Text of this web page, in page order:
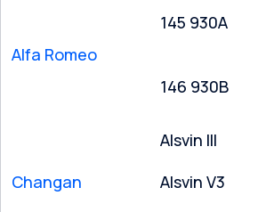
Alfa Romeo
145 930A
146 930B
Changan
Alsvin III
Alsvin V3